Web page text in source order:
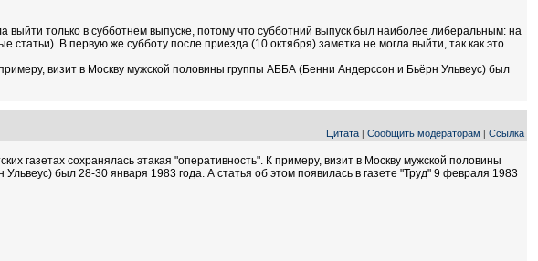
выйти только в субботнем выпуске, потому что субботний выпуск был наиболее либеральным: на
В первую же субботу после приезда (10 октября) заметка не могла выйти, так как это
визит в Москву мужской половины группы АББА (Бенни Андерссон и Бьёрн Ульвеус) был
Цитата | Сообщить модераторам | Ссылка
газетах сохранялась этакая "оперативность". К примеру, визит в Москву мужской половины
был 28-30 января 1983 года. А статья об этом появилась в газете "Труд" 9 февраля 1983